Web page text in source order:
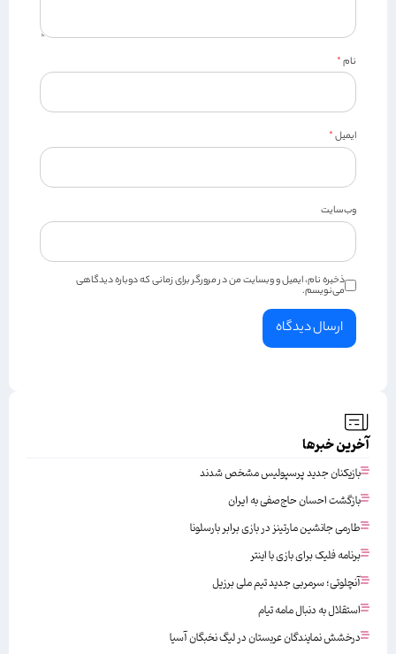
نام*
ایمیل*
وب‌سایت
ذخیره نام، ایمیل و وبسایت من در مرورگر برای زمانی که دوباره دیدگاهی
می‌نویسم.
آخرین خبرها
بازیکنان جدید پرسپولیس مشخص شدند
بازگشت احسان حاج‌صفی به ایران
طارمی جانشین مارتینز در بازی برابر بارسلونا
برنامه فلیک برای بازی با اینتر
آنچلوتی؛ سرمربی جدید تیم ملی برزیل
استقلال به دنبال مامه تیام
درخشش نمایندگان عربستان در لیگ نخبگان آسیا